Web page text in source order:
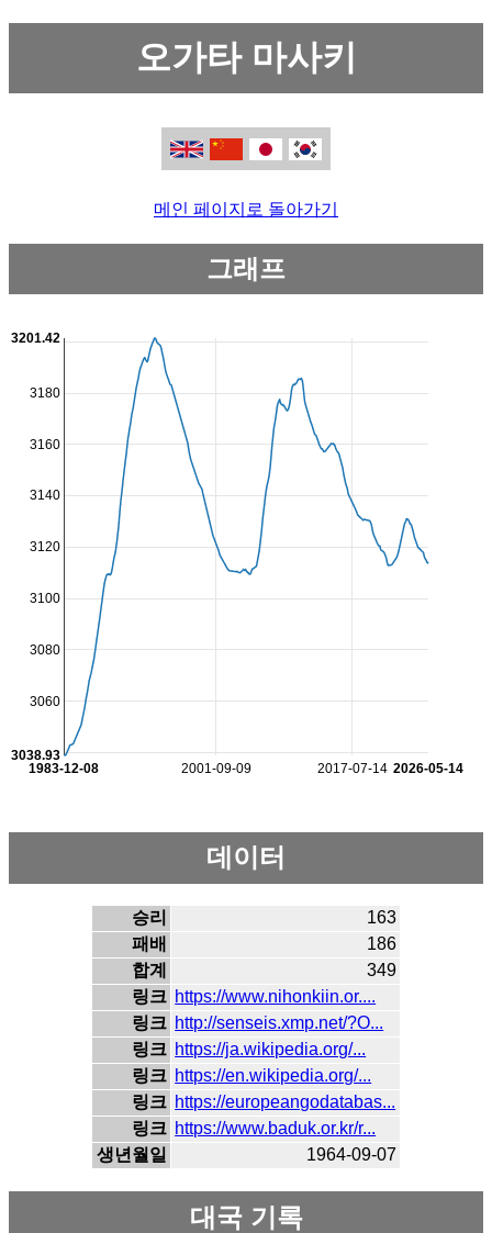
오가타 마사키
메인 페이지로 돌아가기
그래프
2001-09-09 2017-07-14
1983-12-08 2026-05-14
3060
3080
3100
3120
3140
3160
3180
3038.93
3201.42
데이터
승리
163
패배
186
합계
349
링크 https://www.nihonkiin.or....
링크 http://senseis.xmp.net/?O...
링크 https://ja.wikipedia.org/...
링크 https://en.wikipedia.org/...
링크 https://europeangodatabas...
링크 https://www.baduk.or.kr/r...
생년월일
1964-09-07
대국 기록